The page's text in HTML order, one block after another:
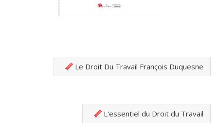
Le Droit Du Travail François Duquesne
L'essentiel du Droit du Travail